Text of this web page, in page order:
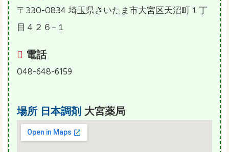
〒330-0834 埼玉県さいたま市大宮区天沼町１丁
目４２６−１
電話
048-648-6159
場所 日本調剤 大宮薬局